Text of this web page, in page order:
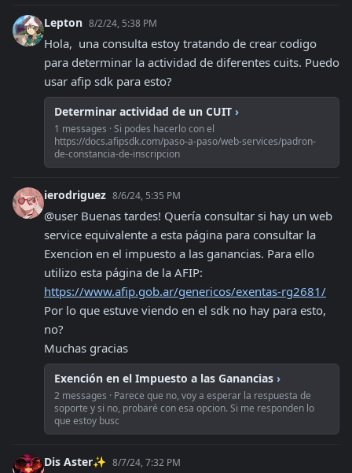
Lepton 8/2/24, 5:38 PM
Hola,  una consulta estoy tratando de crear codigo
para determinar la actividad de diferentes cuits. Puedo
usar afip sdk para esto?
Determinar actividad de un CUIT ›
1 messages · Si podes hacerlo con el
https://docs.afipsdk.com/paso-a-paso/web-services/padron-
de-constancia-de-inscripcion
ierodriguez 8/6/24, 5:35 PM
@user Buenas tardes! Quería consultar si hay un web
service equivalente a esta página para consultar la
Exencion en el impuesto a las ganancias. Para ello
https://www.afip.gob.ar/genericos/exentas-rg2681/
Por lo que estuve viendo en el sdk no hay para esto,
no?
Muchas gracias
Exención en el Impuesto a las Ganancias ›
2 messages · Parece que no, voy a esperar la respuesta de
soporte y si no, probaré con esa opcion. Si me responden lo
que estoy busc
Dis Aster✨ 8/7/24, 7:32 PM